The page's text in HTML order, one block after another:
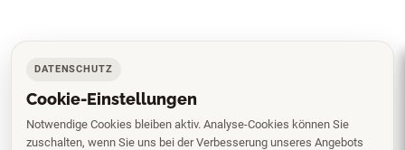
DATENSCHUTZ
Cookie-Einstellungen
Notwendige Cookies bleiben aktiv. Analyse-Cookies können Sie
zuschalten, wenn Sie uns bei der Verbesserung unseres Angebots